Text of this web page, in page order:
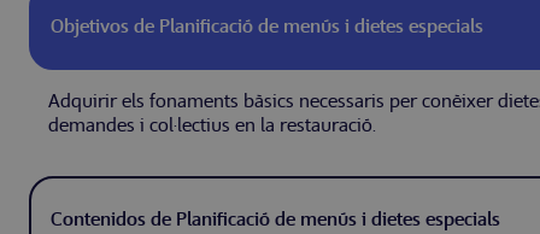
Objetivos de Planificació de menús i dietes especials
Adquirir els fonaments bàsics necessaris per conèixer
demandes i col·lectius en la restauració.
Contenidos de Planificació de menús i dietes especials